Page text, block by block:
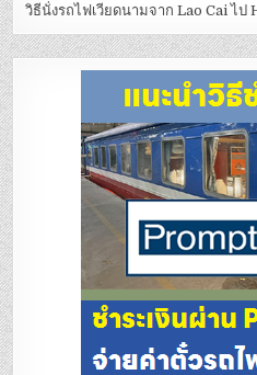
วิธีนั่งรถไฟเวียดนามจาก Lao Cai ไป